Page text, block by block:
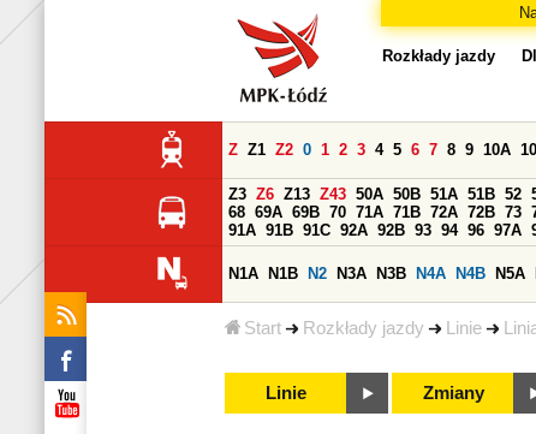
Start Rozkłady jazdy Linie
Rozkłady jazdy
Z Z1 Z2 0 1 2 3 4 5 6 7 8 9 10A
Z3 Z6 Z13 Z43 50A 50B 51A 51B 52
68 69A 69B 70 71A 71B 72A 72B 73
91A 91B 91C 92A 92B 93 94 96 97A
N1A N1B N2 N3A N3B N4A N4B N5A
Linie Zmiany